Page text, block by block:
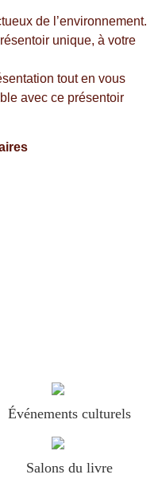
de l’environnement.
unique, à votre
tout en vous
avec ce présentoir
Événements culturels
Salons du livre